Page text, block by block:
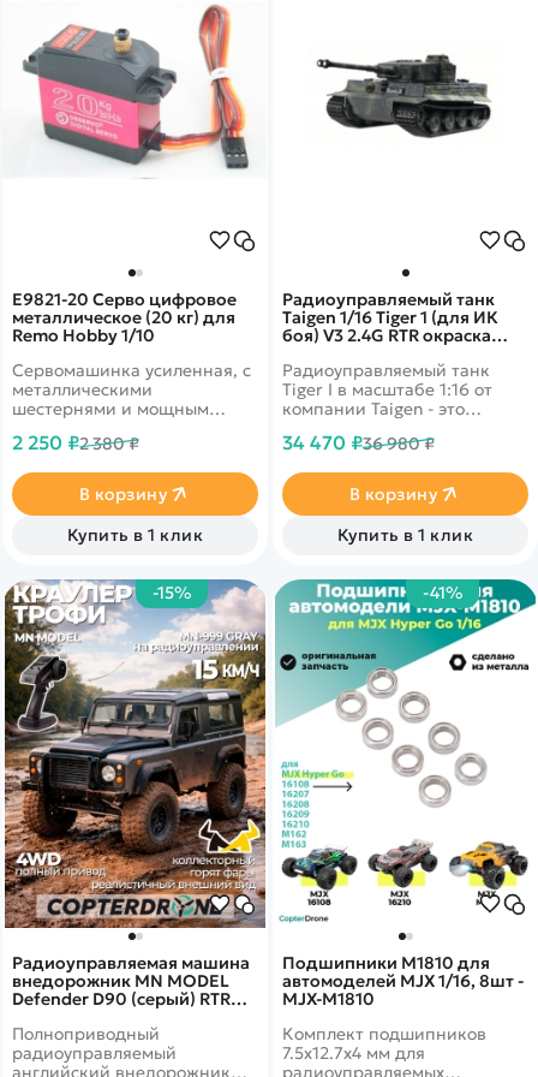
E9821-20 Серво цифровое
металлическое (20 кг) для
Remo Hobby 1/10
Сервомашинка усиленная, с
металлическими
шестернями и мощным
для машин Remo Hobby 10 и
2 250 ₽2 380 ₽
В корзину
Купить в 1 клик
Радиоуправляемый танк
Taigen 1/16 Tiger 1 (для ИК
боя) V3 2.4G RTR окраска
Радиоуправляемый танк
Tiger I в масштабе 1:16 от
компании Taigen - это
модель, имеющая высокий
металлические компоненты.
Наиболее заметным
является шикарная ручная
роспись корпуса, что делает
34 470 ₽36 980 ₽
В корзину
Купить в 1 клик
-15%
Радиоуправляемая машина
внедорожник MN MODEL
Defender D90 (серый) RTR
999|GRAY
Полноприводный
радиоуправляемый
английский внедорожник
-41%
Подшипники M1810 для
автомоделей MJX 1/16, 8шт -
MJX-M1810
Комплект подшипников
7.5х12.7х4 мм для
радиоуправляемых